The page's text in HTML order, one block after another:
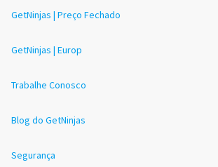
GetNinjas | Preço Fechado
GetNinjas | Europ
Trabalhe Conosco
Blog do GetNinjas
Segurança